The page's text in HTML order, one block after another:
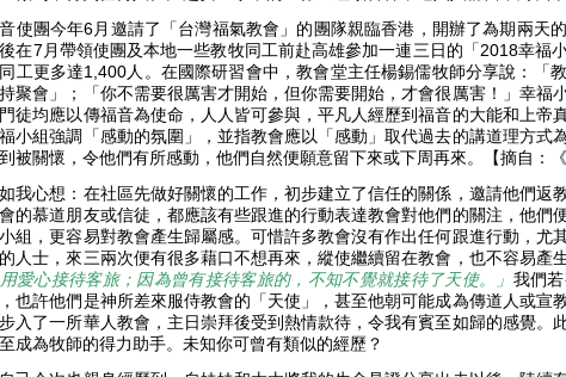
使團今年6月邀請了「台灣福氣教會」的團隊親臨香港，開辦了為期兩天
在7月帶領使團及本地一些教牧同工前赴高雄參加一連三日的「2018幸福
工更多達1,400人。在國際研習會中，教會堂主任楊錫儒牧師分享說：「
聚會」；「你不需要很厲害才開始，但你需要開始，才會很厲害！」幸福
徒均應以傳福音為使命，人人皆可參與，平凡人經歷到福音的大能和上帝
小組強調「感動的氛圍」，並指教會應以「感動」取代過去的講道理方式
被關懷，令他們有所感動，他們自然便願意留下來或下周再來。【摘自：
我心想：在社區先做好關懷的工作，初步建立了信任的關係，邀請他們返
的慕道朋友或信徒，都應該有些跟進的行動表達教會對他們的關注，他們
組，更容易對教會產生歸屬感。可惜許多教會沒有作出任何跟進行動，尤
人士，來三兩次便有很多藉口不想再來，縱使繼續留在教會，也不容易產
愛心接待客旅；因為曾有接待客旅的，不知不覺就接待了天使。」 我們
也許他們是神所差來服侍教會的「天使」，甚至他朝可能成為傳道人或宣
入了一所華人教會，主日崇拜後受到熱情款待，令我有賓至如歸的感覺。
成為牧師的得力助手。未知你可曾有類似的經歷？